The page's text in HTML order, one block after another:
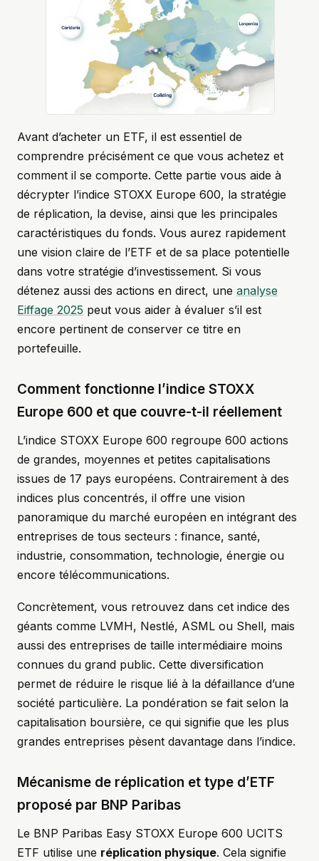
Avant d’acheter un ETF, il est essentiel de
comprendre précisément ce que vous achetez et
comment il se comporte. Cette partie vous aide à
décrypter l’indice STOXX Europe 600, la stratégie
de réplication, la devise, ainsi que les principales
caractéristiques du fonds. Vous aurez rapidement
une vision claire de l’ETF et de sa place potentielle
dans votre stratégie d’investissement. Si vous
détenez aussi des actions en direct, une analyse
Eiffage 2025 peut vous aider à évaluer s’il est
encore pertinent de conserver ce titre en
portefeuille.
Comment fonctionne l’indice STOXX
Europe 600 et que couvre-t-il réellement
L’indice STOXX Europe 600 regroupe 600 actions
de grandes, moyennes et petites capitalisations
issues de 17 pays européens. Contrairement à des
indices plus concentrés, il offre une vision
panoramique du marché européen en intégrant des
entreprises de tous secteurs : finance, santé,
industrie, consommation, technologie, énergie ou
encore télécommunications.
Concrètement, vous retrouvez dans cet indice des
géants comme LVMH, Nestlé, ASML ou Shell, mais
aussi des entreprises de taille intermédiaire moins
connues du grand public. Cette diversification
permet de réduire le risque lié à la défaillance d’une
société particulière. La pondération se fait selon la
capitalisation boursière, ce qui signifie que les plus
grandes entreprises pèsent davantage dans l’indice.
Mécanisme de réplication et type d’ETF
proposé par BNP Paribas
Le BNP Paribas Easy STOXX Europe 600 UCITS
ETF utilise une réplication physique. Cela signifie